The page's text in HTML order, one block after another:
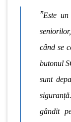
”Este un
când se
butonul
sunt
gândit